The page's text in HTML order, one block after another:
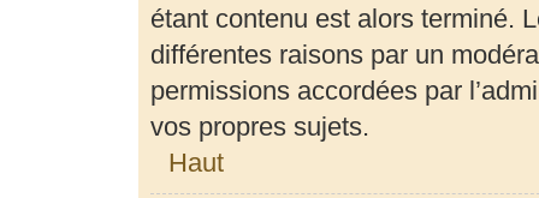
étant contenu est alors terminé.
différentes raisons par un
permissions accordées par
vos propres sujets.
Haut